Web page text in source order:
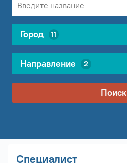
Город 11
Направление 2
Поиск
Специалист